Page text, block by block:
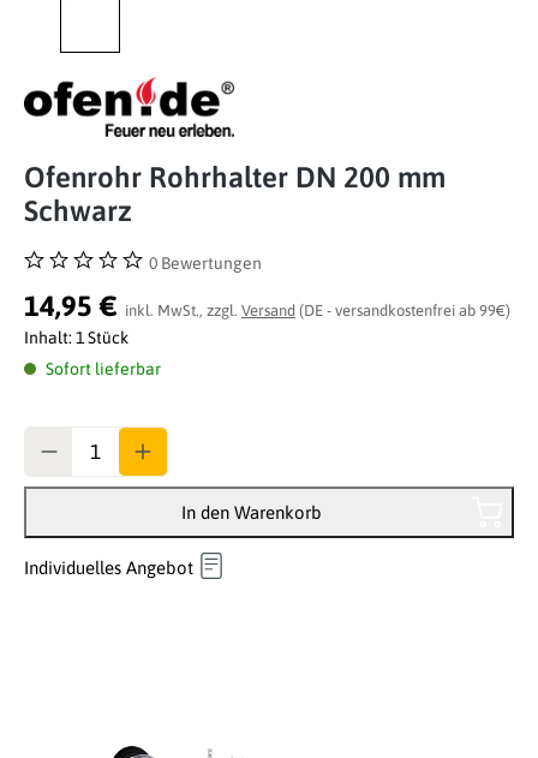
Ofenrohr Rohrhalter DN 200 mm
Schwarz
Durchschnittliche Bewertung von 0 von 5 Sternen
0 Bewertungen
14,95 € inkl. MwSt., zzgl. Versand (DE - versandkostenfrei ab 99€)
Inhalt: 1 Stück
Sofort lieferbar
In den Warenkorb
Individuelles Angebot